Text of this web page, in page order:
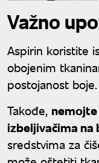
Važno
Aspirin koristite
obojenim
postojanost boje.
Takođe,
izbeljivačima na
sredstvima za